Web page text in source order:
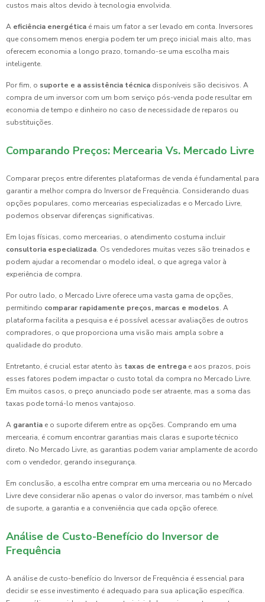
custos mais altos devido à tecnologia envolvida.
A eficiência energética é mais um fator a ser levado em conta. Inversores
que consomem menos energia podem ter um preço inicial mais alto, mas
oferecem economia a longo prazo, tornando-se uma escolha mais
inteligente.
Por fim, o suporte e a assistência técnica disponíveis são decisivos. A
compra de um inversor com um bom serviço pós-venda pode resultar em
economia de tempo e dinheiro no caso de necessidade de reparos ou
substituições.
Comparando Preços: Mercearia Vs. Mercado Livre
Comparar preços entre diferentes plataformas de venda é fundamental para
garantir a melhor compra do Inversor de Frequência. Considerando duas
opções populares, como mercearias especializadas e o Mercado Livre,
podemos observar diferenças significativas.
Em lojas físicas, como mercearias, o atendimento costuma incluir
consultoria especializada. Os vendedores muitas vezes são treinados e
podem ajudar a recomendar o modelo ideal, o que agrega valor à
experiência de compra.
Por outro lado, o Mercado Livre oferece uma vasta gama de opções,
permitindo comparar rapidamente preços, marcas e modelos. A
plataforma facilita a pesquisa e é possível acessar avaliações de outros
compradores, o que proporciona uma visão mais ampla sobre a
qualidade do produto.
Entretanto, é crucial estar atento às taxas de entrega e aos prazos, pois
esses fatores podem impactar o custo total da compra no Mercado Livre.
Em muitos casos, o preço anunciado pode ser atraente, mas a soma das
taxas pode torná-lo menos vantajoso.
A garantia e o suporte diferem entre as opções. Comprando em uma
mercearia, é comum encontrar garantias mais claras e suporte técnico
direto. No Mercado Livre, as garantias podem variar amplamente de acordo
com o vendedor, gerando insegurança.
Em conclusão, a escolha entre comprar em uma mercearia ou no Mercado
Livre deve considerar não apenas o valor do inversor, mas também o nível
de suporte, a garantia e a conveniência que cada opção oferece.
Análise de Custo-Benefício do Inversor de
Frequência
A análise de custo-benefício do Inversor de Frequência é essencial para
decidir se esse investimento é adequado para sua aplicação específica.